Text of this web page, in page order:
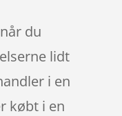
du
lidt
i en
købt i en